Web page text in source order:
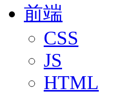
前端
CSS
JS
HTML